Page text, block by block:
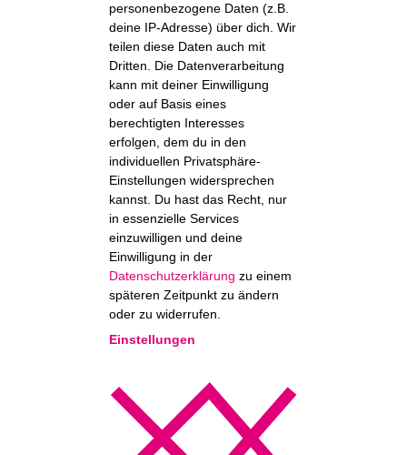
personenbezogene Daten (z.B.
deine IP-Adresse) über dich. Wir
teilen diese Daten auch mit
Dritten. Die Datenverarbeitung
kann mit deiner Einwilligung
oder auf Basis eines
berechtigten Interesses
erfolgen, dem du in den
individuellen Privatsphäre-
Einstellungen widersprechen
kannst. Du hast das Recht, nur
in essenzielle Services
einzuwilligen und deine
Einwilligung in der
Datenschutzerklärung zu einem
späteren Zeitpunkt zu ändern
oder zu widerrufen.
Einstellungen